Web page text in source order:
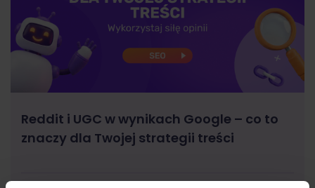
Reddit i UGC w wynikach Google – co to
znaczy dla Twojej strategii treści